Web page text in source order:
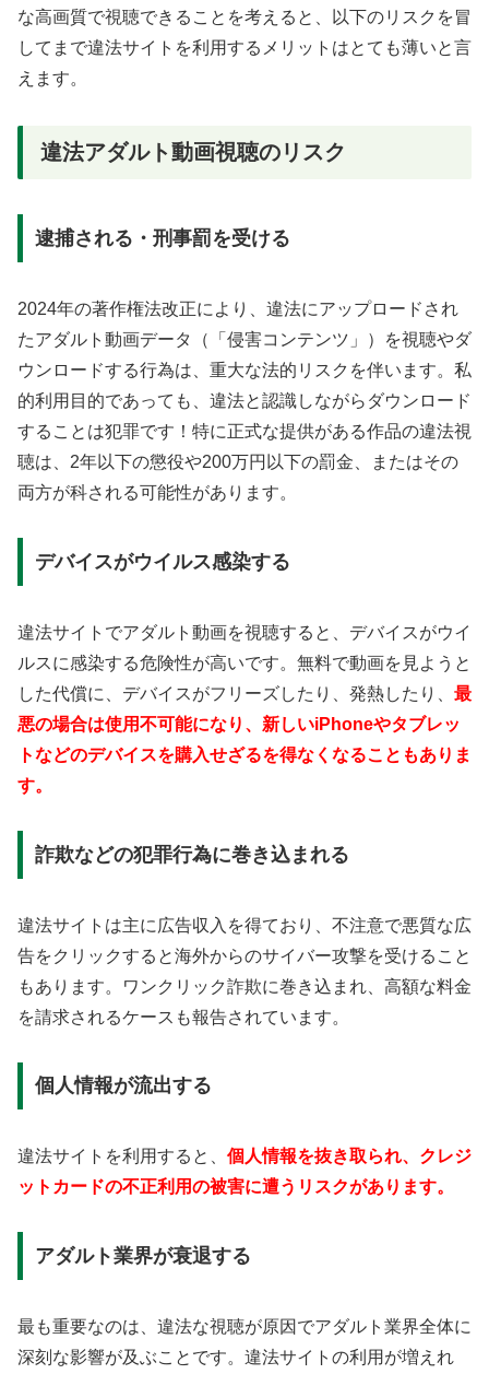
な高画質で視聴できることを考えると、以下のリスクを冒
してまで違法サイトを利用するメリットはとても薄いと言
えます。
違法アダルト動画視聴のリスク
逮捕される・刑事罰を受ける
2024年の著作権法改正により、違法にアップロードされ
たアダルト動画データ（「侵害コンテンツ」）を視聴やダ
ウンロードする行為は、重大な法的リスクを伴います。私
的利用目的であっても、違法と認識しながらダウンロード
することは犯罪です！特に正式な提供がある作品の違法視
聴は、2年以下の懲役や200万円以下の罰金、またはその
両方が科される可能性があります。
デバイスがウイルス感染する
違法サイトでアダルト動画を視聴すると、デバイスがウイ
ルスに感染する危険性が高いです。無料で動画を見ようと
した代償に、デバイスがフリーズしたり、発熱したり、 最
悪の場合は使用不可能になり、新しいiPhoneやタブレッ
トなどのデバイスを購入せざるを得なくなることもありま
す。
詐欺などの犯罪行為に巻き込まれる
違法サイトは主に広告収入を得ており、不注意で悪質な広
告をクリックすると海外からのサイバー攻撃を受けること
もあります。ワンクリック詐欺に巻き込まれ、高額な料金
を請求されるケースも報告されています。
個人情報が流出する
違法サイトを利用すると、 個人情報を抜き取られ、クレジ
ットカードの不正利用の被害に遭うリスクがあります。
アダルト業界が衰退する
最も重要なのは、違法な視聴が原因でアダルト業界全体に
深刻な影響が及ぶことです。違法サイトの利用が増えれ